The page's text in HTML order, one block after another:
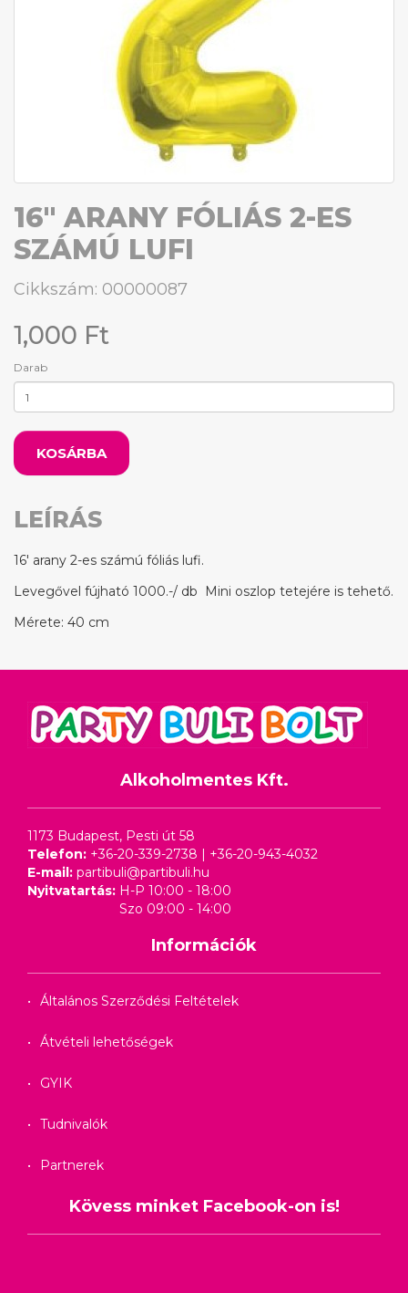
16" ARANY FÓLIÁS 2-ES
SZÁMÚ LUFI
Cikkszám: 00000087
1,000 Ft
Darab
KOSÁRBA
LEÍRÁS
16' arany 2-es számú fóliás lufi.
Levegővel fújható 1000.-/ db Mini oszlop tetejére is tehető.
Mérete: 40 cm
Alkoholmentes Kft.
1173 Budapest, Pesti út 58
Telefon: +36-20-339-2738 | +36-20-943-4032
E-mail: partibuli@partibuli.hu
Nyitvatartás: H-P 10:00 - 18:00
Szo 09:00 - 14:00
Információk
Általános Szerződési Feltételek
Átvételi lehetőségek
GYIK
Tudnivalók
Partnerek
Kövess minket Facebook-on is!